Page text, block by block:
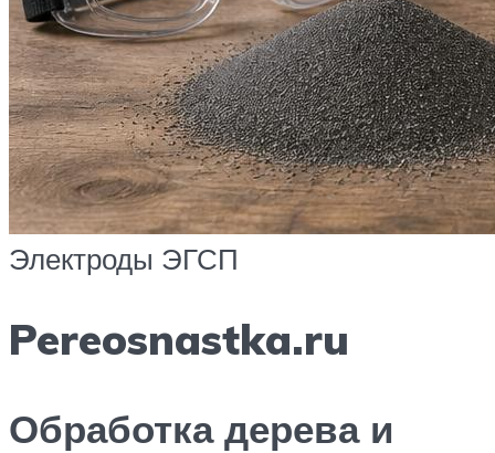
Электроды ЭГСП
Pereosnastka.ru
Обработка дерева и